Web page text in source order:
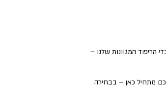
הריפוד המגוונות שלנו –
מתחיל כאן – בבחירה